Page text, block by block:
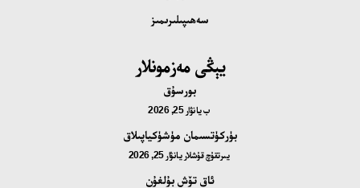
سەھىپىلىرىمىز
يېڭى مەزمونلار
بورسۇق
بيانۋار 25, 2026
بۈركۈتسىمان مۈشۈكياپىلاق
يىرتقۇچ قۇشلار يانۋار 25, 2026
ئاق تۆش بۇلغۇن